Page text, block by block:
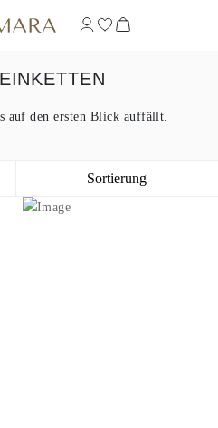
auf den ersten Blick auffällt.
Sortierung